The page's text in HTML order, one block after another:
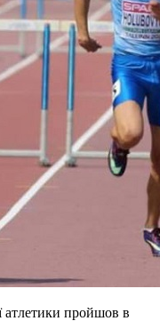
атлетики пройшов в